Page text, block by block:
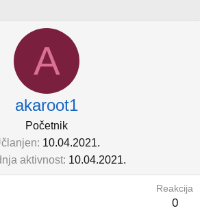
A
akaroot1
Početnik
10.04.2021.
aktivnost 10.04.2021.
Reakcija
0